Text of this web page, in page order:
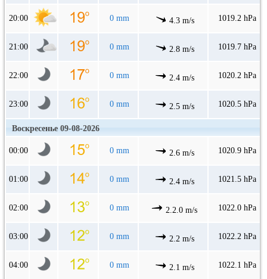
20:00 0 mm 4.3 m/s 1019.2 hPa
21:00 0 mm 2.8 m/s 1019.7 hPa
22:00 0 mm 2.4 m/s 1020.2 hPa
23:00 0 mm 2.5 m/s 1020.5 hPa
Воскресенье 09-08-2026
00:00 0 mm 2.6 m/s 1020.9 hPa
01:00 0 mm 2.4 m/s 1021.5 hPa
02:00 0 mm 2.2.0 m/s 1022.0 hPa
03:00 0 mm 2.2 m/s 1022.2 hPa
04:00 0 mm 2.1 m/s 1022.1 hPa